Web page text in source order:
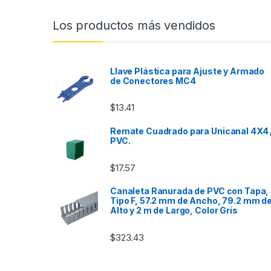
Los productos más vendidos
Llave Plástica para Ajuste y Armado
de Conectores MC4
$13.41
Remate Cuadrado para Unicanal 4X4
PVC.
$17.57
Canaleta Ranurada de PVC con Tapa,
Tipo F, 57.2 mm de Ancho, 79.2 mm
Alto y 2 m de Largo, Color Gris
$323.43